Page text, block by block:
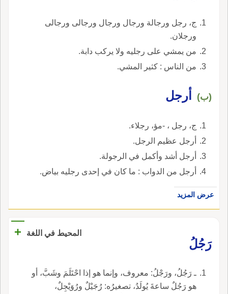
ج، رجل ورجالة ورجال ورجال ورجالى ورجالى
ورجلان.
من يمشي على رجليه ولا يركب دابة.
من الناس : كثير المشي.
(ب) أرجل
ج، رجل ، -مؤ، رجلاء.
أرجل عظيم الرجل.
أرجل أشد وأكمل في الرجولة.
أرجل من الدواب : ما كان في إحدى رجليه بياض.
عرض المزيد
المحيط في اللغة
+
رَجُلُ
ـ رَجُلُ، ورَجْلُ: معروف، وإنما هو إذا احْتَلَمَ وشَبَّ، أو
هو رَجُلٌ ساعةَ يُولَدُ، تصغيرُه: رُجَيْلٌ ورُوَيْجِلٌ،